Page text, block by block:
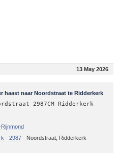
13 May 2026
haast naar Noordstraat te Ridderkerk
2987CM Ridderkerk
- 2987- Noordstraat, Ridderkerk